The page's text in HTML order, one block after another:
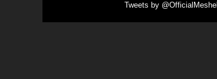
Tweets by @OfficialMeshell